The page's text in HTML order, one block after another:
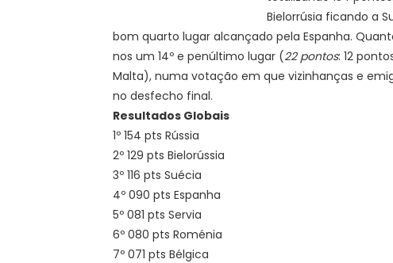
Bielorrúsia ficando a
bom quarto lugar alcançado pela Espanha.
nos um 14º e penúltimo lugar (22 pontos: 12
Malta), numa votação em que vizinhanças e
no desfecho final.
Resultados Globais
1º 154 pts Rússia
2º 129 pts Bielorússia
3º 116 pts Suécia
4º 090 pts Espanha
5º 081 pts Servia
6º 080 pts Roménia
7º 071 pts Bélgica